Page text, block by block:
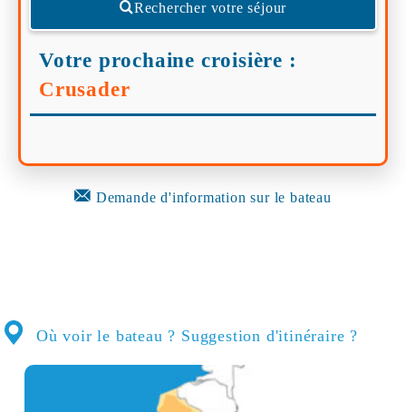
Rechercher votre séjour
Votre prochaine croisière :
Crusader
Demande d'information sur le bateau
Où voir le bateau ? Suggestion d'itinéraire ?